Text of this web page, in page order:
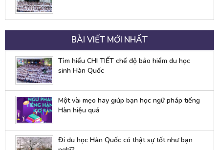
BÀI VIẾT MỚI NHẤT
Tìm hiểu CHI TIẾT chế độ bảo hiểm du học
sinh Hàn Quốc
Một vài mẹo hay giúp bạn học ngữ pháp tiếng
Hàn hiệu quả
Đi du học Hàn Quốc có thật sự tốt như bạn